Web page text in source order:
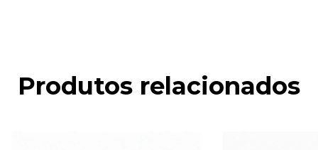
Produtos relacionados